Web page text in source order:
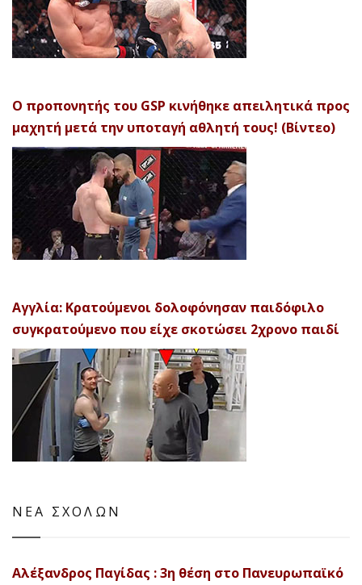
Ο προπονητής του GSP κινήθηκε απειλητικά προς
μαχητή μετά την υποταγή αθλητή τους! (Βίντεο)
Αγγλία: Κρατούμενοι δολοφόνησαν παιδόφιλο
συγκρατούμενο που είχε σκοτώσει 2χρονο παιδί
ΝΕΑ ΣΧΟΛΩΝ
Αλέξανδρος Παγίδας : 3η θέση στο Πανευρωπαϊκό